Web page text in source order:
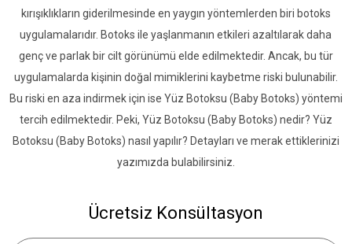
kırışıklıkların giderilmesinde en yaygın yöntemlerden biri botoks
uygulamalarıdır. Botoks ile yaşlanmanın etkileri azaltılarak daha
genç ve parlak bir cilt görünümü elde edilmektedir. Ancak, bu tür
uygulamalarda kişinin doğal mimiklerini kaybetme riski bulunabilir.
Bu riski en aza indirmek için ise Yüz Botoksu (Baby Botoks) yöntemi
tercih edilmektedir. Peki, Yüz Botoksu (Baby Botoks) nedir? Yüz
Botoksu (Baby Botoks) nasıl yapılır? Detayları ve merak ettiklerinizi
yazımızda bulabilirsiniz.
Ücretsiz Konsültasyon